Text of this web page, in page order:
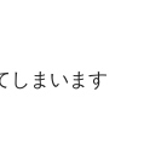
しまいます